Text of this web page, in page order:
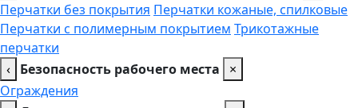
Перчатки без покрытия Перчатки кожаные, спилковые
Перчатки с полимерным покрытием Трикотажные
перчатки
‹ Безопасность рабочего места
×
Ограждения